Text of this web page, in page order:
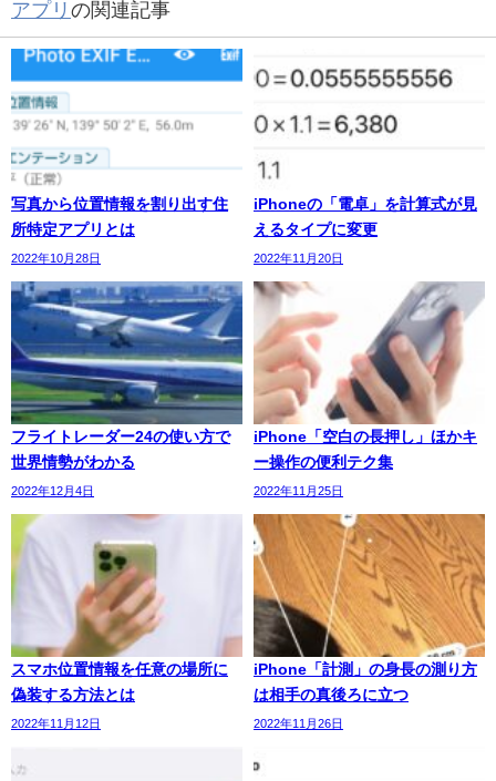
アプリ の関連記事
写真から位置情報を割り出す住
所特定アプリとは
2022年10月28日
iPhoneの「電卓」を計算式が見
えるタイプに変更
2022年11月20日
フライトレーダー24の使い方で
世界情勢がわかる
2022年12月4日
iPhone「空白の長押し」ほかキ
ー操作の便利テク集
2022年11月25日
スマホ位置情報を任意の場所に
偽装する方法とは
2022年11月12日
iPhone「計測」の身長の測り方
は相手の真後ろに立つ
2022年11月26日